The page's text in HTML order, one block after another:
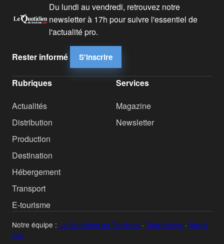
Du lundi au vendredi, retrouvez notre
newsletter à 17h pour suivre l'essentiel de
l'actualité pro.
Rester informé S'inscrire
Rubriques
Actualités
Distribution
Production
Destination
Hébergement
Transport
E-tourisme
Services
Magazine
Newsletter
Notre équipe : Le Quotidien du Tourisme · Tour Hebdo · Bus &
Car